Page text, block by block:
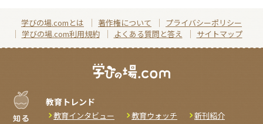
学びの場.comとは 著作権について
プライバシーポリシー
学びの場.com利用規約
よくある質問と答え サイトマップ
教育トレンド
教育インタビュー 教育ウォッチ
新刊紹介